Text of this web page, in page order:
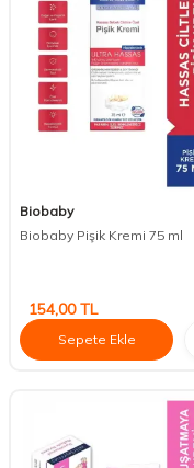
Biobaby
Biobaby Pişik Kremi 75 ml
154,00TL
Sepete Ekle